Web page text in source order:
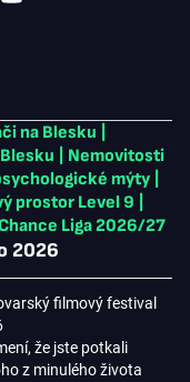
na Blesku
Nemovitosti
mýty
prostor Level 9
Liga 2026/27
2026
filmový festival
že jste potkali
z minulého života